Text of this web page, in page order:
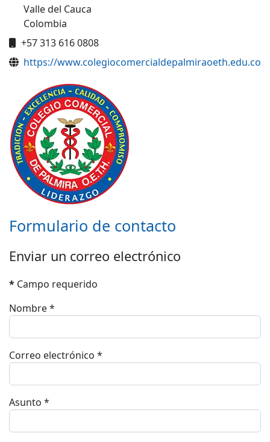
Valle del Cauca
Colombia
Móvil
+57 313 616 0808
Sitio web
https://www.colegiocomercialdepalmiraoeth.edu.co
Formulario de contacto
Enviar un correo electrónico
* Campo requerido
Nombre*
Correo electrónico *
Asunto *